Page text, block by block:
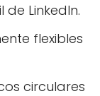
LinkedIn.
flexibles
circulares